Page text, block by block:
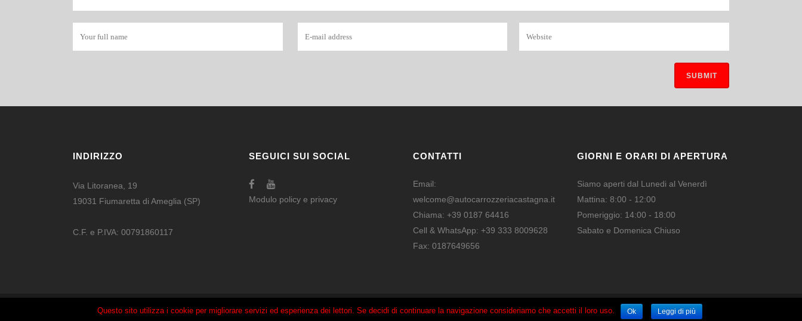
INDIRIZZO
Via Litoranea, 19
19031 Fiumaretta di Ameglia (SP)
C.F. e P.IVA: 00791860117
SEGUICI SUI SOCIAL
Modulo policy e privacy
CONTATTI
Email:
welcome@autocarrozzeriacastagna.it
Chiama: +39 0187 64416
Cell & WhatsApp: +39 333 8009628
Fax: 0187649656
GIORNI E ORARI DI APERTURA
Siamo aperti dal Lunedi al Venerdì
Mattina: 8:00 - 12:00
Pomeriggio: 14:00 - 18:00
Sabato e Domenica Chiuso
© Copyright 2017 -UpgradePc
Questo sito utilizza i cookie per migliorare servizi ed esperienza dei lettori. Se decidi di continuare la navigazione consideriamo che accetti il loro uso. Ok Leggi di più